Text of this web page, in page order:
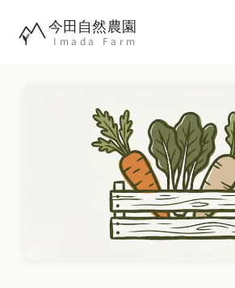
今田自然農園
Imada Farm